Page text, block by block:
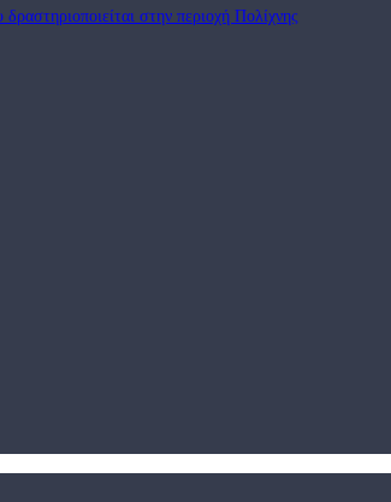
στην περιοχή Πολίχνης